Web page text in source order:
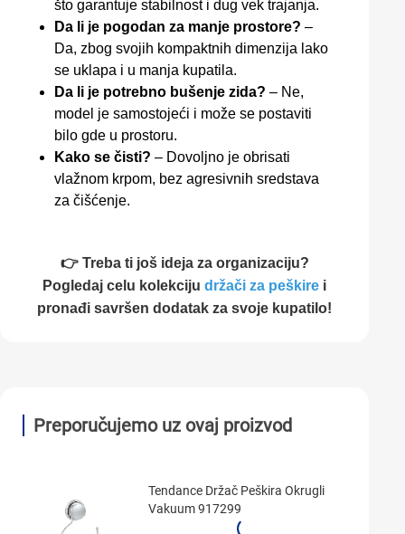
što garantuje stabilnost i dug vek trajanja.
Da li je pogodan za manje prostore? –
Da, zbog svojih kompaktnih dimenzija lako
se uklapa i u manja kupatila.
Da li je potrebno bušenje zida? – Ne,
model je samostojeći i može se postaviti
bilo gde u prostoru.
Kako se čisti? – Dovoljno je obrisati
vlažnom krpom, bez agresivnih sredstava
za čišćenje.
👉 Treba ti još ideja za organizaciju?
Pogledaj celu kolekciju držači za peškire i
pronađi savršen dodatak za svoje kupatilo!
Preporučujemo uz ovaj proizvod
Tendance Držač Peškira Okrugli
Vakuum 917299